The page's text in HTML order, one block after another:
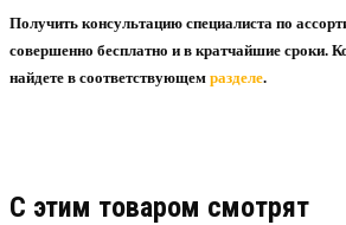
Получить консультацию специалиста по
совершенно бесплатно и в кратчайшие сроки.
найдете в соответствующем разделе.
C этим товаром смотрят